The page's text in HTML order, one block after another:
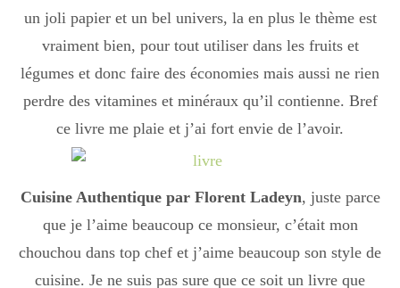
Boisson chaudes
Les classiques
Mes amis en cuisine
Recettes Végétariennes
un joli papier et un bel univers, la en plus le thème est
vraiment bien, pour tout utiliser dans les fruits et
légumes et donc faire des économies mais aussi ne rien
perdre des vitamines et minéraux qu’il contienne. Bref
ce livre me plaie et j’ai fort envie de l’avoir.
Cuisine Authentique par Florent Ladeyn, juste parce
que je l’aime beaucoup ce monsieur, c’était mon
chouchou dans top chef et j’aime beaucoup son style de
cuisine. Je ne suis pas sure que ce soit un livre que